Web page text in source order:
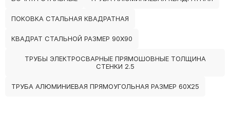
ПОКОВКА СТАЛЬНАЯ КВАДРАТНАЯ
КВАДРАТ СТАЛЬНОЙ РАЗМЕР 90Х90
ТРУБЫ ЭЛЕКТРОСВАРНЫЕ ПРЯМОШОВНЫЕ ТОЛЩИНА
СТЕНКИ 2.5
ТРУБА АЛЮМИНИЕВАЯ ПРЯМОУГОЛЬНАЯ РАЗМЕР 60Х25